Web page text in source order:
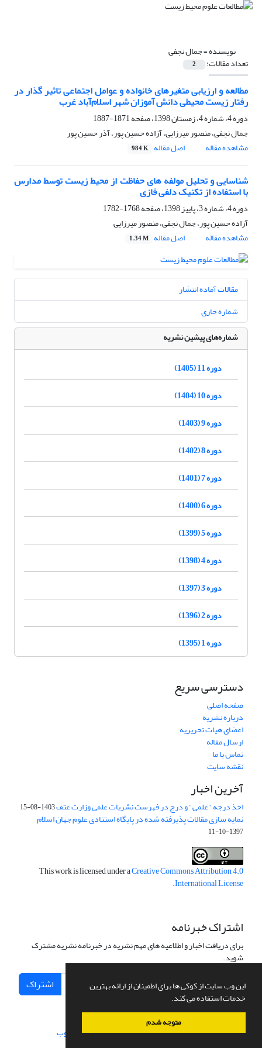
این وب سایت از کوکی ها برای اطمینان از ارائه بهترین
خدمات استفاده می کند.
متوجه شدم
نویسنده =جمال نجفی
تعداد مقالات: 2
مطالعه و ارزیابی متغیرهای خانواده و عوامل اجتماعی تاثیر گذار در
رفتار زیست محیطی دانش آموزان شهر اسلام‌آباد غرب
دوره 4، شماره 4، زمستان 1398، صفحه
1871-1887
جمال نجفی، منصور میرزایی، آزاده حسین پور، آذر حسین پور
مشاهده مقاله
اصل مقاله 984 K
شناسایی و تحلیل مولفه های حفاظت از محیط زیست توسط مدارس
با استفاده از تکنیک دلفی فازی
دوره 4، شماره 3، پاییز 1398، صفحه
1768-1782
آزاده حسین پور، جمال نجفی، منصور میرزایی
مشاهده مقاله
اصل مقاله 1.34 M
مقالات آماده انتشار
شماره جاری
شماره‌های پیشین نشریه
دوره 11 (1405)
دوره 10 (1404)
دوره 9 (1403)
دوره 8 (1402)
دوره 7 (1401)
دوره 6 (1400)
دوره 5 (1399)
دوره 4 (1398)
دوره 3 (1397)
دوره 2 (1396)
دوره 1 (1395)
دسترسی سریع
صفحه اصلی
درباره نشریه
اعضای هیات تحریریه
ارسال مقاله
تماس با ما
نقشه سایت
آخرین اخبار
اخذ درجه "علمی" و درج در فهرست نشریات علمی وزارت عتف1403-08-15
نمایه سازی مقالات پذیرفته شده در پایگاه استنادی علوم جهان اسلام
1397-10-11
This work is licensed under aCreative Commons Attribution 4.0
International License
.
اشتراک خبرنامه
برای دریافت اخبار و اطلاعیه های مهم نشریه در خبرنامه نشریه مشترک
شوید.
اشتراک
سامانه مدیریت نشریات علمی.طراحی و پیاده سازی از سیناوب